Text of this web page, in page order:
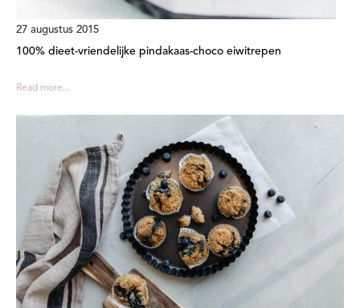
27 augustus 2015
100% dieet-vriendelijke pindakaas-choco eiwitrepen
Read more...